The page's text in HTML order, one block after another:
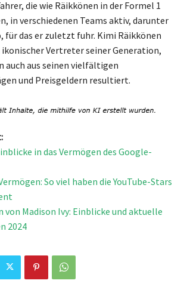
die wie Räikkönen in der Formel 1
in verschiedenen Teams aktiv, darunter
für das er zuletzt fuhr. Kimi Räikkönen
Vertreter seiner Generation,
auch aus seinen vielfältigen
und Preisgeldern resultiert.
in das Vermögen des Google-
So viel haben die YouTube-Stars
von Madison Ivy: Einblicke und aktuelle
2024